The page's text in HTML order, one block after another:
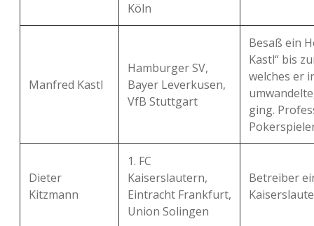
Köln
Manfred Kastl
Hamburger SV,
Bayer Leverkusen,
VfB Stuttgart
Besaß ein
Kastl“ bis
welches er
ging.
Dieter
Kitzmann
1. FC
Kaiserslautern,
Eintracht Frankfurt,
Union Solingen
Betreiber